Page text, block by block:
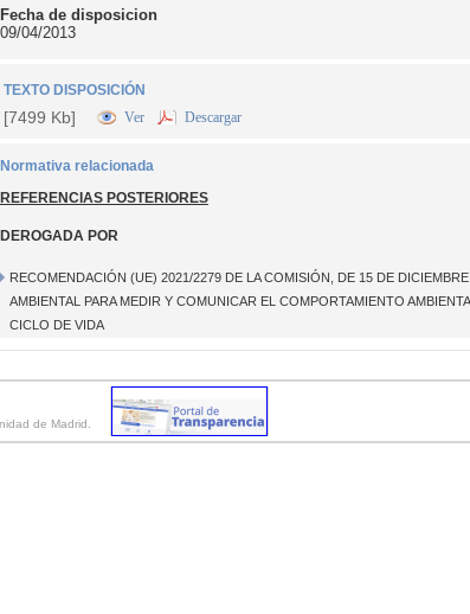
Fecha de disposicion
09/04/2013
TEXTO DISPOSICIÓN
[7499 Kb] Ver Descargar
Normativa relacionada
REFERENCIAS POSTERIORES
DEROGADA POR
RECOMENDACIÓN (UE) 2021/2279 DE LA COMISIÓN, DE 15 DE
AMBIENTAL PARA MEDIR Y COMUNICAR EL COMPORTAMIENTO
CICLO DE VIDA
de Madrid.